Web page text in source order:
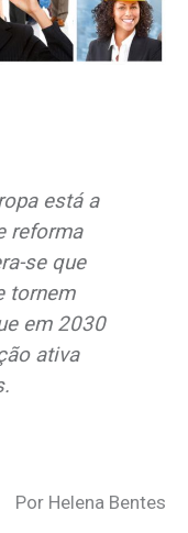
está a
reforma
se que
tornem
em 2030
ativa
Por Helena Bentes